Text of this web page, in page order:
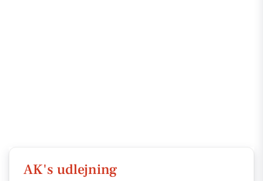
AK's udlejning